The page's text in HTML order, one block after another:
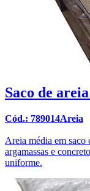
Saco de
Cód.: 789014Areia
Areia média em
argamassas e
uniforme.